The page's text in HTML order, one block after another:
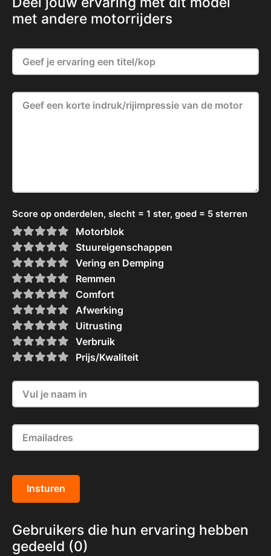
met andere motorrijders
Score op onderdelen, slecht = 1 ster, goed = 5 sterren
Motorblok
Stuureigenschappen
Vering en Demping
Remmen
Comfort
Afwerking
Uitrusting
Verbruik
Prijs/Kwaliteit
Insturen
Gebruikers die hun ervaring hebben
gedeeld (0)